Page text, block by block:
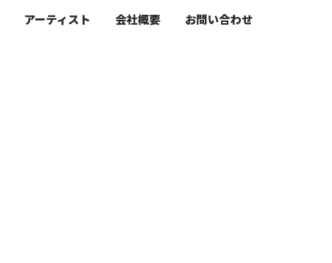
アーティスト 会社概要 お問い合わせ